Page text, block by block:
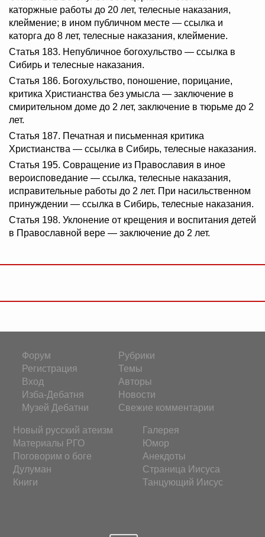
каторжные работы до 20 лет, телесные наказания,
клеймение; в ином публичном месте — ссылка и
каторга до 8 лет, телесные наказания, клеймение.
Статья 183. Непубличное богохульство — ссылка в
Сибирь и телесные наказания.
Статья 186. Богохульство, поношение, порицание,
критика Христианства без умысла — заключение в
смирительном доме до 2 лет, заключение в тюрьме до 2
лет.
Статья 187. Печатная и письменная критика
Христианства — ссылка в Сибирь, телесные наказания.
Статья 195. Совращение из Православия в иное
вероисповедание — ссылка, телесные наказания,
исправительные работы до 2 лет. При насильственном
принуждении — ссылка в Сибирь, телесные наказания.
Статья 198. Уклонение от крещения и воспитания детей
в Православной вере — заключение до 2 лет.
Форум
Регистрация
Вход
Изба-Дебатня
Музей Дебатни
Рубрики
Темы
Авторы
Новости
Свежие комментарии
Новый русский атеизм
Материалы РГО
Поговорим о боге
Дулуман
Книги
Галерея
Юмор
Анекдоты
Страница Иисуса
Танцующий Иисус